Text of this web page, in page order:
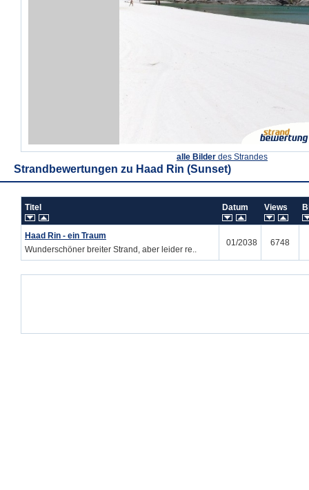
alle Bilder des Strandes
Strandbewertungen zu Haad Rin (Sunset)
Titel Datum Views
Haad Rin - ein Traum
Wunderschöner breiter Strand, aber leider re..
01/2038 6748